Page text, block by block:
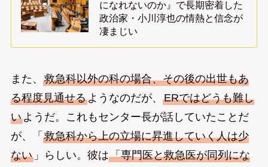
になれないのか』で長期密着した
政治家・小川淳也の情熱と信念が
凄まじい
また、 救急科以外の科の場合、その後の出世もあ
る程度見通せるようなのだが、 ERではどうも難し
いようだ。これもセンター長が話していたことだ
が、「 救急科から上の立場に昇進していく人は少
ない」らしい。彼は「専門医と救急医が同列にな